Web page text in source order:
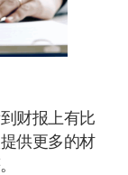
财报上有比
供更多的材